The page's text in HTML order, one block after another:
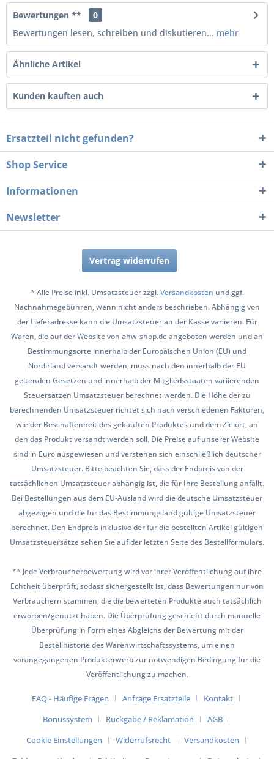
Bewertungen **
0
Bewertungen lesen, schreiben und diskutieren... mehr
Ähnliche Artikel
Kunden kauften auch
Ersatzteil nicht gefunden?
Shop Service
Informationen
Newsletter
Vertrag widerrufen
* Alle Preise inkl. Umsatzsteuer zzgl.Versandkosten und ggf.
Nachnahmegebühren, wenn nicht anders beschrieben. Abhängig von
der Lieferadresse kann die Umsatzsteuer an der Kasse variieren. Für
Waren, die auf der Website von ahw-shop.de angeboten werden und an
Bestimmungsorte innerhalb der Europäischen Union (EU) und
Nordirland versandt werden, muss nach den innerhalb der EU
geltenden Gesetzen und innerhalb der Mitgliedsstaaten variierenden
Steuersätzen Umsatzsteuer berechnet werden. Die Höhe der zu
berechnenden Umsatzsteuer richtet sich nach verschiedenen Faktoren,
wie der Beschaffenheit des gekauften Produktes und dem Zielort, an
den das Produkt versandt werden soll. Die Preise auf unserer Website
sind in Euro ausgewiesen und verstehen sich einschließlich deutscher
Umsatzsteuer. Bitte beachten Sie, dass der Endpreis von der
tatsächlichen Umsatzsteuer abhängig ist, die für Ihre Bestellung anfällt.
Bei Bestellungen aus dem EU-Ausland wird die deutsche Umsatzsteuer
abgezogen und die für das Bestimmungsland gültige Umsatzsteuer
berechnet. Den Endpreis inklusive der für die bestellten Artikel gültigen
Umsatzsteuersätze sehen Sie auf der letzten Seite des Bestellformulars.
** Jede Verbraucherbewertung wird vor ihrer Veröffentlichung auf ihre
Echtheit überprüft, sodass sichergestellt ist, dass Bewertungen nur von
Verbrauchern stammen, die die bewerteten Produkte auch tatsächlich
erworben/genutzt haben. Die Überprüfung geschieht durch manuelle
Überprüfung in Form eines Abgleichs der Bewertung mit der
Bestellhistorie des Warenwirtschaftssystems, um einen
vorangegangenen Produkterwerb zur notwendigen Bedingung für die
Veröffentlichung zu machen.
FAQ - Häufige Fragen Anfrage Ersatzteile
Kontakt
Bonussystem
Rückgabe / Reklamation
AGB
Cookie Einstellungen
Widerrufsrecht
Versandkosten